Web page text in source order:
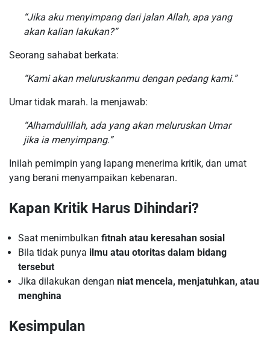
“Jika aku menyimpang dari jalan Allah, apa yang
akan kalian lakukan?”
Seorang sahabat berkata:
“Kami akan meluruskanmu dengan pedang kami.”
Umar tidak marah. Ia menjawab:
“Alhamdulillah, ada yang akan meluruskan Umar
jika ia menyimpang.”
Inilah pemimpin yang lapang menerima kritik, dan umat
yang berani menyampaikan kebenaran.
Kapan Kritik Harus Dihindari?
Saat menimbulkan fitnah atau keresahan sosial
Bila tidak punya ilmu atau otoritas dalam bidang
tersebut
Jika dilakukan dengan niat mencela, menjatuhkan, atau
menghina
Kesimpulan